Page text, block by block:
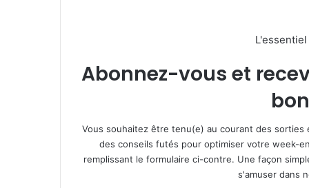
Abonnez-vous et
Vous souhaitez être tenu(e) au courant des
des conseils futés pour optimiser votre week-
remplissant le formulaire ci-contre. Une façon
s'amuser dans